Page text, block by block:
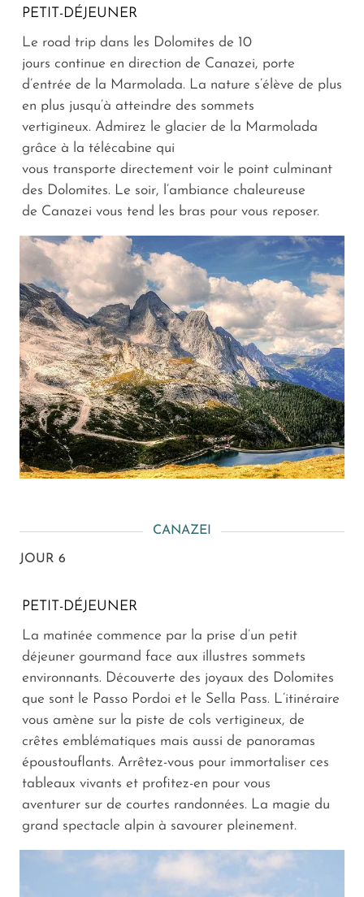
PETIT-DÉJEUNER
Le road trip dans les Dolomites de 10
jours continue en direction de Canazei, porte
d’entrée de la Marmolada. La nature s’élève de plus
en plus jusqu’à atteindre des sommets
vertigineux. Admirez le glacier de la Marmolada
grâce à la télécabine qui
vous transporte directement voir le point culminant
des Dolomites. Le soir, l’ambiance chaleureuse
de Canazei vous tend les bras pour vous reposer.
CANAZEI
JOUR 6
PETIT-DÉJEUNER
La matinée commence par la prise d’un petit
déjeuner gourmand face aux illustres sommets
environnants. Découverte des joyaux des Dolomites
que sont le Passo Pordoi et le Sella Pass. L’itinéraire
vous amène sur la piste de cols vertigineux, de
crêtes emblématiques mais aussi de panoramas
époustouflants. Arrêtez-vous pour immortaliser ces
tableaux vivants et profitez-en pour vous
aventurer sur de courtes randonnées. La magie du
grand spectacle alpin à savourer pleinement.